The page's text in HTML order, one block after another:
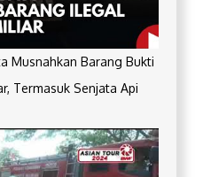
Musnahkan Barang Bukti
Termasuk Senjata Api